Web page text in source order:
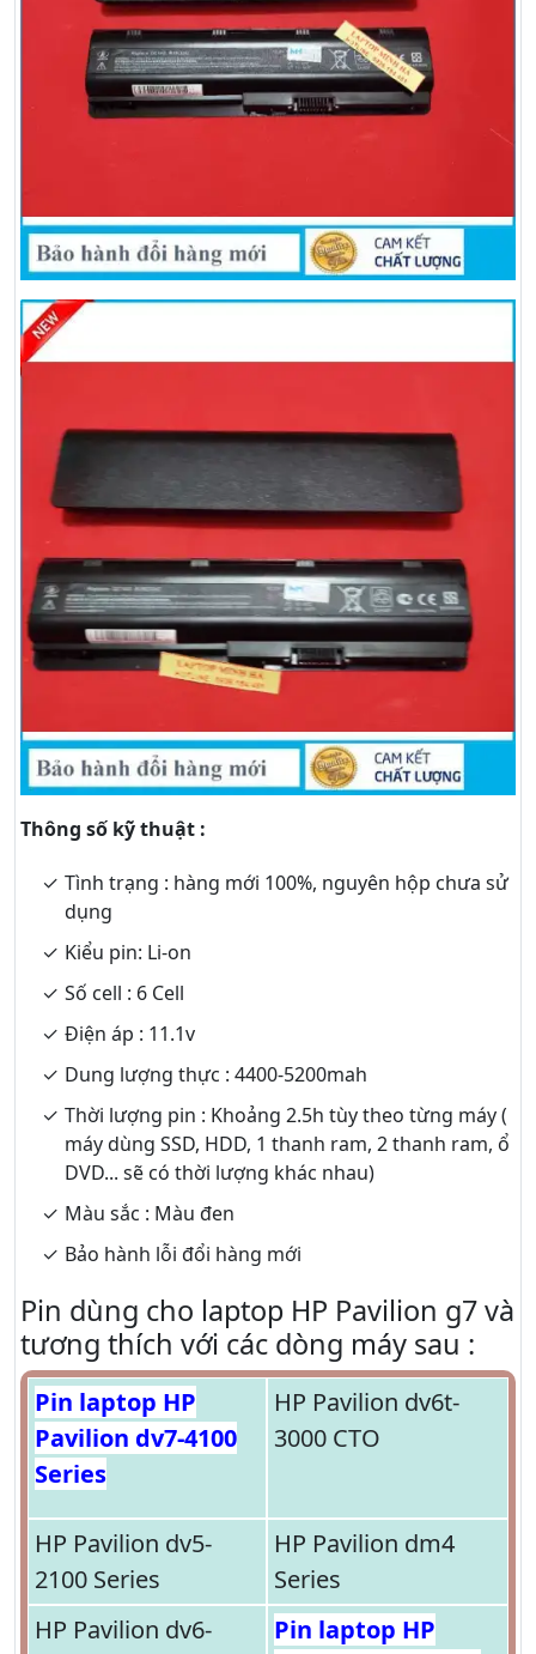
Thông số kỹ thuật :
Tình trạng : hàng mới 100%, nguyên hộp chưa sử
dụng
Kiểu pin: Li-on
Số cell : 6 Cell
Điện áp : 11.1v
Dung lượng thực : 4400-5200mah
Thời lượng pin : Khoảng 2.5h tùy theo từng máy (
máy dùng SSD, HDD, 1 thanh ram, 2 thanh ram, ổ
DVD... sẽ có thời lượng khác nhau)
Màu sắc : Màu đen
Bảo hành lỗi đổi hàng mới
Pin dùng cho laptop HP Pavilion g7 và
tương thích với các dòng máy sau :
Pin laptop HP
Pavilion dv7-4100
Series
HP Pavilion dv6t-
3000 CTO
HP Pavilion dv5-
2100 Series
HP Pavilion dm4
Series
HP Pavilion dv6-
Pin laptop HP